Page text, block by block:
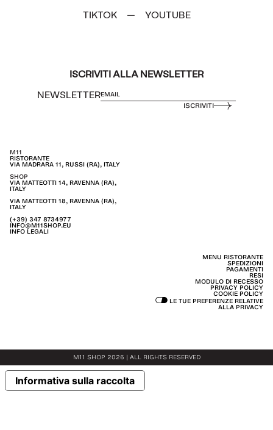
TIKTOK — YOUTUBE
ISCRIVITI ALLA NEWSLETTER
NEWSLETTER
ISCRIVITI
M11
RISTORANTE
VIA MADRARA 11, RUSSI (RA), ITALY
SHOP
VIA MATTEOTTI 14, RAVENNA (RA),
ITALY
VIA MATTEOTTI 18, RAVENNA (RA),
ITALY
(+39) 347 8734977
INFO@M11SHOP.EU
INFO LEGALI
MENU RISTORANTE
SPEDIZIONI
PAGAMENTI
RESI
MODULO DI RECESSO
PRIVACY POLICY
COOKIE POLICY
LE TUE PREFERENZE RELATIVE
ALLA PRIVACY
M11 SHOP 2026 | ALL RIGHTS RESERVED
Informativa sulla raccolta